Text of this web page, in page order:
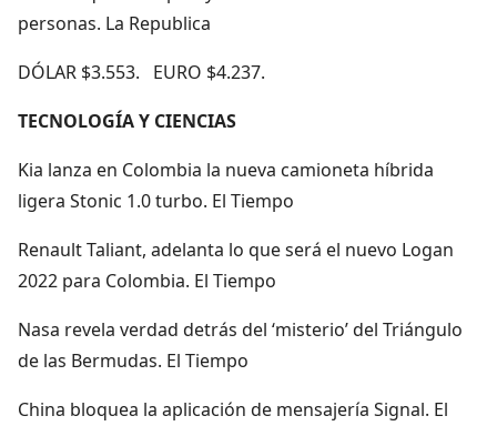
personas. La Republica
DÓLAR $3.553. EURO $4.237.
TECNOLOGÍA Y CIENCIAS
Kia lanza en Colombia la nueva camioneta híbrida
ligera Stonic 1.0 turbo. El Tiempo
Renault Taliant, adelanta lo que será el nuevo Logan
2022 para Colombia. El Tiempo
Nasa revela verdad detrás del ‘misterio’ del Triángulo
de las Bermudas. El Tiempo
China bloquea la aplicación de mensajería Signal. El